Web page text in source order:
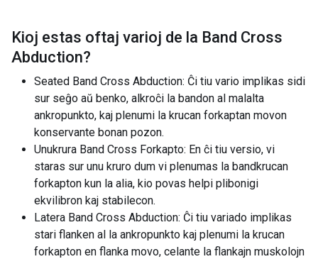
Kioj estas oftaj varioj de la Band Cross
Abduction?
Seated Band Cross Abduction: Ĉi tiu vario implikas sidi
sur seĝo aŭ benko, alkroĉi la bandon al malalta
ankropunkto, kaj plenumi la krucan forkaptan movon
konservante bonan pozon.
Unukrura Band Cross Forkapto: En ĉi tiu versio, vi
staras sur unu kruro dum vi plenumas la bandkrucan
forkapton kun la alia, kio povas helpi plibonigi
ekvilibron kaj stabilecon.
Latera Band Cross Abduction: Ĉi tiu variado implikas
stari flanken al la ankropunkto kaj plenumi la krucan
forkapton en flanka movo, celante la flankajn muskolojn